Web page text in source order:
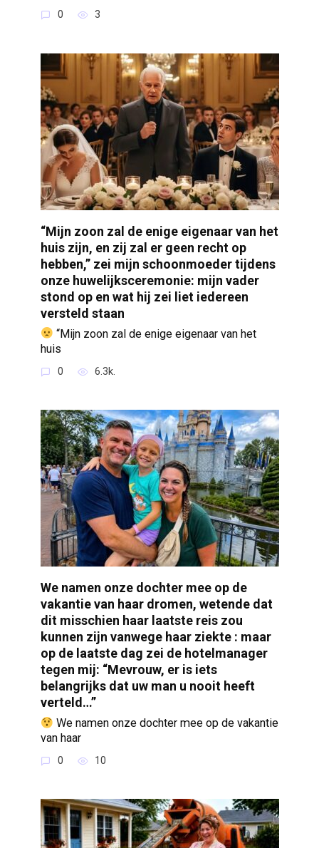
0 3
“Mijn zoon zal de enige eigenaar van het
huis zijn, en zij zal er geen recht op
hebben,” zei mijn schoonmoeder tijdens
onze huwelijksceremonie: mijn vader
stond op en wat hij zei liet iedereen
versteld staan
“Mijn zoon zal de enige eigenaar van het
huis
0 6.3k.
We namen onze dochter mee op de
vakantie van haar dromen, wetende dat
dit misschien haar laatste reis zou
kunnen zijn vanwege haar ziekte : maar
op de laatste dag zei de hotelmanager
tegen mij: “Mevrouw, er is iets
belangrijks dat uw man u nooit heeft
verteld…”
We namen onze dochter mee op de vakantie
van haar
0 10